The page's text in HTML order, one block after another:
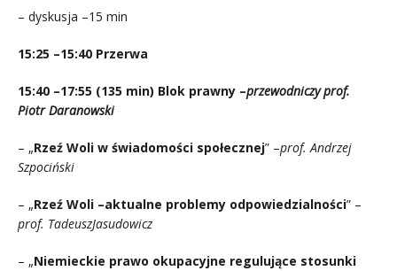
– dyskusja –15 min
15:25 –15:40 Przerwa
15:40 –17:55 (135 min) Blok prawny –przewodniczy prof.
Piotr Daranowski
– „Rzeź Woli w świadomości społecznej” –prof. Andrzej
Szpociński
– „Rzeź Woli –aktualne problemy odpowiedzialności” –
prof. TadeuszJasudowicz
– „Niemieckie prawo okupacyjne regulujące stosunki